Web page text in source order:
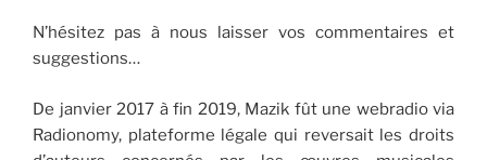
N’hésitez pas à nous laisser vos commentaires et
suggestions…
De janvier 2017 à fin 2019, Mazik fût une webradio via
Radionomy, plateforme légale qui reversait les droits